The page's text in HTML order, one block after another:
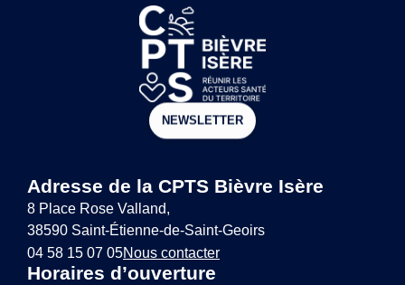
NEWSLETTER
Adresse de la CPTS Bièvre Isère
8 Place Rose Valland,
38590 Saint-Étienne-de-Saint-Geoirs
04 58 15 07 05Nous contacter
Horaires d’ouverture